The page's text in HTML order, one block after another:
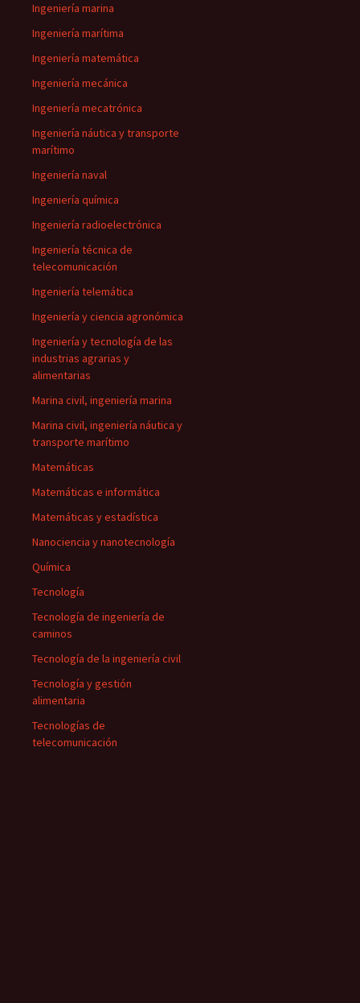
Ingeniería marina
Ingeniería marítima
Ingeniería matemática
Ingeniería mecánica
Ingeniería mecatrónica
Ingeniería náutica y transporte
marítimo
Ingeniería naval
Ingeniería química
Ingeniería radioelectrónica
Ingeniería técnica de
telecomunicación
Ingeniería telemática
Ingeniería y ciencia agronómica
Ingeniería y tecnología de las
industrias agrarias y
alimentarias
Marina civil, ingeniería marina
Marina civil, ingeniería náutica y
transporte marítimo
Matemáticas
Matemáticas e informática
Matemáticas y estadística
Nanociencia y nanotecnología
Química
Tecnología
Tecnología de ingeniería de
caminos
Tecnología de la ingeniería civil
Tecnología y gestión
alimentaria
Tecnologías de
telecomunicación